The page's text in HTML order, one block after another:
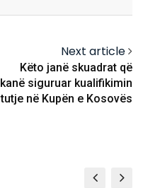
Next article
Këto janë skuadrat që
kanë siguruar kualifikimin
tutje në Kupën e Kosovës